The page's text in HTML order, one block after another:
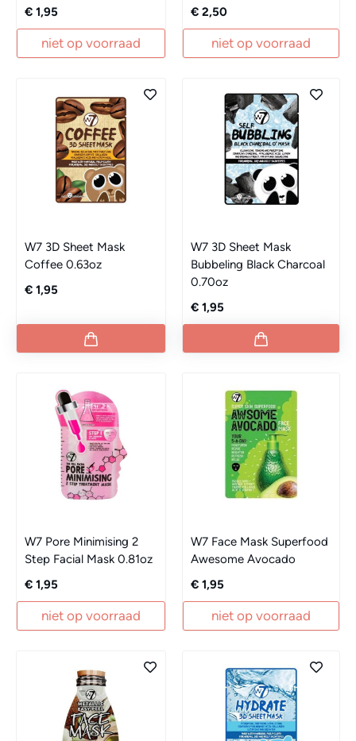
€ 1,95
niet op voorraad
€ 2,50
niet op voorraad
W7 3D Sheet Mask
Coffee 0.63oz
€ 1,95
W7 3D Sheet Mask
Bubbeling Black Charcoal
0.70oz
€ 1,95
W7 Pore Minimising 2
Step Facial Mask 0.81oz
€ 1,95
niet op voorraad
W7 Face Mask Superfood
Awesome Avocado
€ 1,95
niet op voorraad